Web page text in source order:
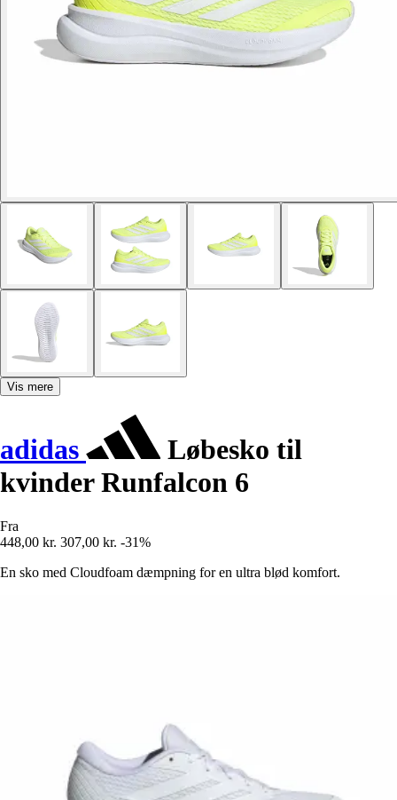
Vis mere
adidas
Løbesko til
kvinder Runfalcon 6
Fra
448,00 kr. 307,00 kr. -31%
En sko med Cloudfoam dæmpning for en ultra blød komfort.